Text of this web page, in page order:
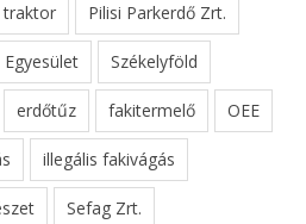
traktor Pilisi Parkerdő Zrt.
Székelyföld
erdőtűz fakitermelő OEE
illegális fakivágás
Sefag Zrt.